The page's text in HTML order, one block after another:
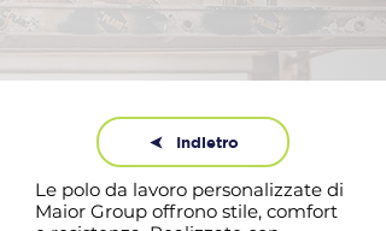
Indietro
Le polo da lavoro personalizzate di
Maior Group offrono stile, comfort